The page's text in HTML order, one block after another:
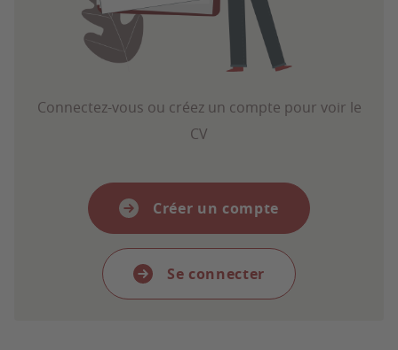
Connectez-vous ou créez un compte pour voir le
CV
Créer un compte
Se connecter